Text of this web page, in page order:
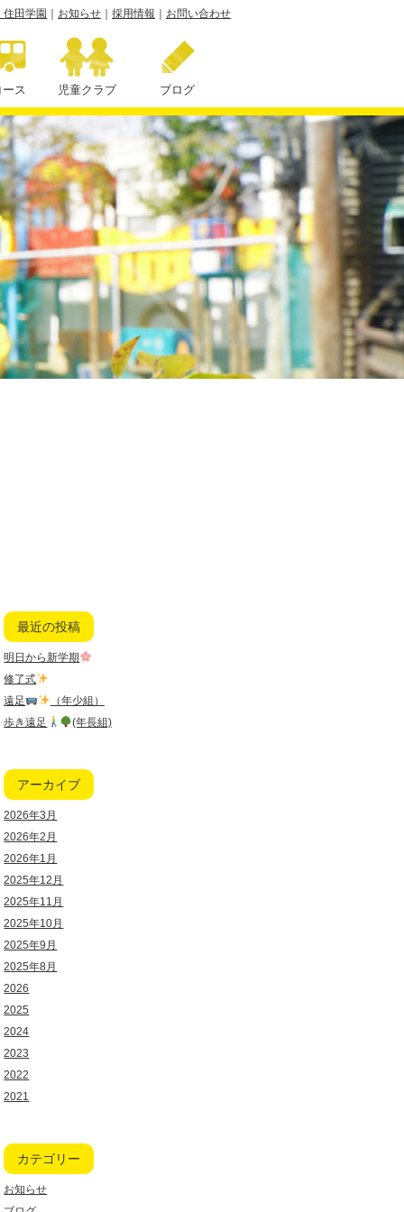
住田学園 お知らせ 採用情報 お問い合わせ
ス 児童クラブ ブログ
最近の投稿
明日から新学期
修了式
遠足
（年少組）
歩き遠足
(年長組)
アーカイブ
2026年3月
2026年2月
2026年1月
2025年12月
2025年11月
2025年10月
2025年9月
2025年8月
2026
2025
2024
2023
2022
2021
カテゴリー
お知らせ